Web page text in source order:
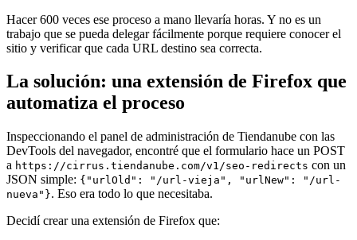
Hacer 600 veces ese proceso a mano llevaría horas. Y no es un
trabajo que se pueda delegar fácilmente porque requiere conocer el
sitio y verificar que cada URL destino sea correcta.
La solución: una extensión de Firefox que
automatiza el proceso
Inspeccionando el panel de administración de Tiendanube con las
DevTools del navegador, encontré que el formulario hace un POST
a https://cirrus.tiendanube.com/v1/seo-redirects con un
JSON simple: {"urlOld": "/url-vieja", "urlNew": "/url-
nueva"}. Eso era todo lo que necesitaba.
Decidí crear una extensión de Firefox que: